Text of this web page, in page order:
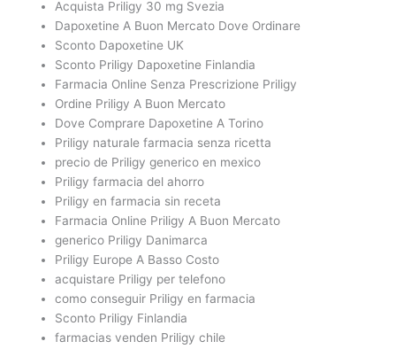
Acquista Priligy 30 mg Svezia
Dapoxetine A Buon Mercato Dove Ordinare
Sconto Dapoxetine UK
Sconto Priligy Dapoxetine Finlandia
Farmacia Online Senza Prescrizione Priligy
Ordine Priligy A Buon Mercato
Dove Comprare Dapoxetine A Torino
Priligy naturale farmacia senza ricetta
precio de Priligy generico en mexico
Priligy farmacia del ahorro
Priligy en farmacia sin receta
Farmacia Online Priligy A Buon Mercato
generico Priligy Danimarca
Priligy Europe A Basso Costo
acquistare Priligy per telefono
como conseguir Priligy en farmacia
Sconto Priligy Finlandia
farmacias venden Priligy chile